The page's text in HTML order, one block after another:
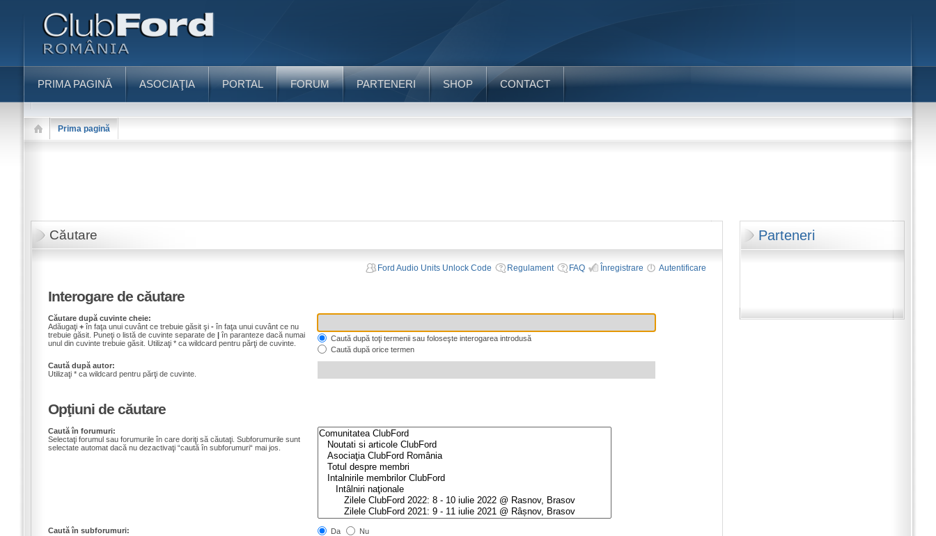
PRIMA PAGINĂ ASOCIAŢIA PORTAL FORUM PARTENERI SHOP CONTACT
Prima pagină
Parteneri
Căutare
Ford Audio Units Unlock Code Regulament FAQ Înregistrare Autentificare
Interogare de căutare
Căutare după cuvinte cheie:
Adăugaţi +în faţa unui cuvânt ce trebuie găsit şi -în faţa unui cuvânt ce nu
trebuie găsit. Puneţi o listă de cuvinte separate de |în paranteze dacă numai
unul din cuvinte trebuie găsit. Utilizaţi * ca wildcard pentru părţi de cuvinte.
Caută după toţi termenii sau foloseşte interogarea introdusă
Caută după orice termen
Caută după autor:
Utilizaţi * ca wildcard pentru părţi de cuvinte.
Opţiuni de căutare
Caută în forumuri:
Selectaţi forumul sau forumurile în care doriţi să căutaţi. Subforumurile sunt
selectate automat dacă nu dezactivaţi “caută în subforumuri“ mai jos.
Caută în subforumuri: Da
Nu